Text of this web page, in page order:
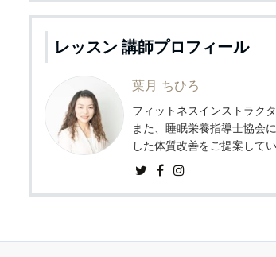
レッスン 講師プロフィール
葉月 ちひろ
フィットネスインストラク
また、睡眠栄養指導士協会
した体質改善をご提案してい